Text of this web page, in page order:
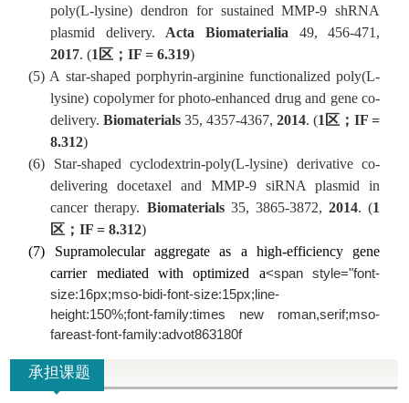
poly(L-lysine) dendron for sustained MMP-9 shRNA
plasmid delivery. Acta Biomaterialia 49, 456-471,
2017.(1 区；IF =6.319)
(5) A star-shaped porphyrin-arginine functionalized poly(L-
lysine) copolymer for photo-enhanced drug and gene co-
delivery.Biomaterials 35, 4357-4367,2014. (1 区；IF =
8.312)
(6) Star-shaped cyclodextrin-poly(L-lysine) derivative co-
delivering docetaxel and MMP-9 siRNA plasmid in
cancer therapy. Biomaterials35, 3865-3872,2014. (1
区；IF =8.312)
(7) Supramolecular aggregate as a high-efficiency gene
carriermediated withoptimized a<span style="font-
size:16px;mso-bidi-font-size:15px;line-
height:150%;font-family:times new roman,serif;mso-
fareast-font-family:advot863180f
承担课题